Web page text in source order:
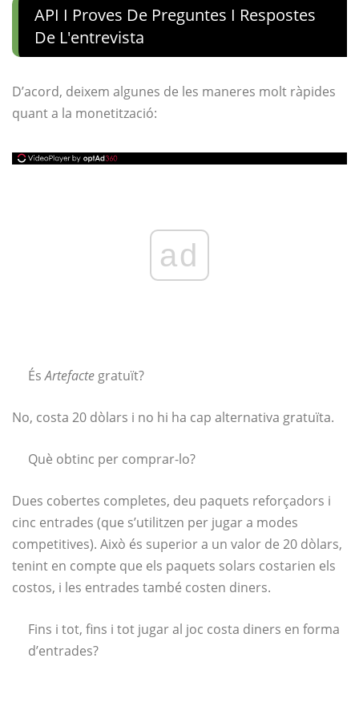
API I Proves De Preguntes I Respostes
De L'entrevista
D’acord, deixem algunes de les maneres molt ràpides
quant a la monetització:
ad
ÉsArtefacte gratuït?
No, costa 20 dòlars i no hi ha cap alternativa gratuïta.
Què obtinc per comprar-lo?
Dues cobertes completes, deu paquets reforçadors i
cinc entrades (que s’utilitzen per jugar a modes
competitives). Això és superior a un valor de 20 dòlars,
tenint en compte que els paquets solars costarien els
costos, i les entrades també costen diners.
Fins i tot, fins i tot jugar al joc costa diners en forma
d’entrades?